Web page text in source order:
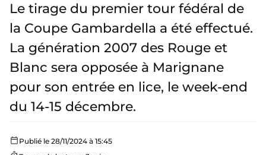
Le tirage du premier tour fédéral de
la Coupe Gambardella a été effectué.
La génération 2007 des Rouge et
Blanc sera opposée à Marignane
pour son entrée en lice, le week-end
du 14-15 décembre.
Publié le 28/11/2024 à 15:45